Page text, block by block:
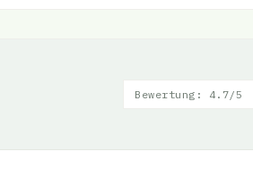
Bewertung: 4.7/5